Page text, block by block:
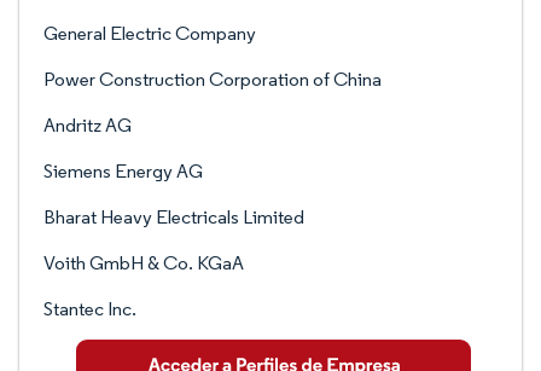
General Electric Company
Power Construction Corporation of China
Andritz AG
Siemens Energy AG
Bharat Heavy Electricals Limited
Voith GmbH & Co. KGaA
Stantec Inc.